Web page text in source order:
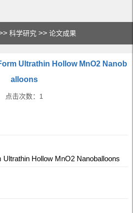
科学研究 >>论文成果
Ultrathin Hollow MnO2 Nanob
alloons
点击次数： 1
Ultrathin Hollow MnO2 Nanoballoons